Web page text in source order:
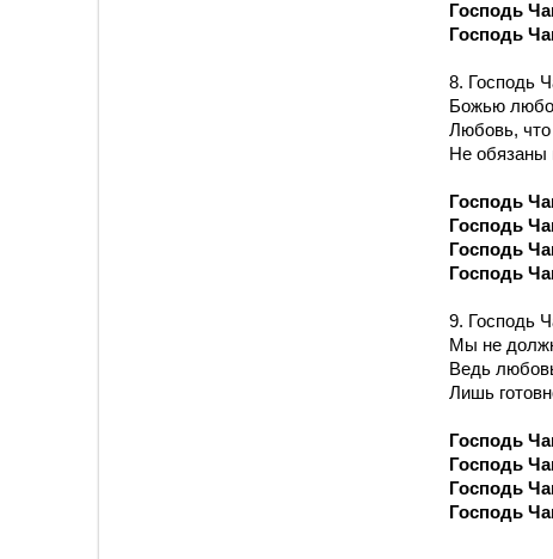
Господь
Господь
8. Господь
Божью
Любовь,
Не обязаны
Господь
Господь
Господь
Господь
9. Господь
Мы не
Ведь
Лишь
Господь
Господь
Господь
Господь